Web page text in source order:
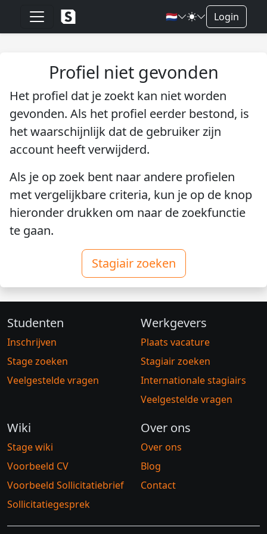
🇳🇱 Login
Profiel niet gevonden
Het profiel dat je zoekt kan niet worden
gevonden. Als het profiel eerder bestond, is
het waarschijnlijk dat de gebruiker zijn
account heeft verwijderd.
Als je op zoek bent naar andere profielen
met vergelijkbare criteria, kun je op de knop
hieronder drukken om naar de zoekfunctie
te gaan.
Stagiair zoeken
Studenten
Inschrijven
Stage zoeken
Veelgestelde vragen
Werkgevers
Plaats vacature
Stagiair zoeken
Internationale stagiairs
Veelgestelde vragen
Wiki
Stage wiki
Voorbeeld CV
Voorbeeld Sollicitatiebrief
Sollicitatiegesprek
Over ons
Over ons
Blog
Contact